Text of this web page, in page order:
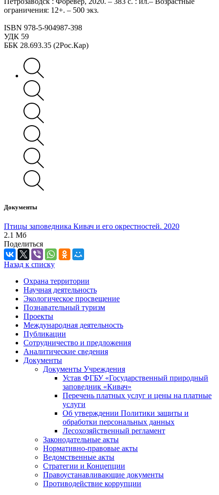
ограничения: 12+. – 500 экз.
ISBN 978-5-904987-398
УДК 59
ББК 28.693.35 (2Рос.Кар)
Документы
Птицы заповедника Кивач и его окрестностей. 2020
2.1 Мб
Поделиться
Назад к списку
Охрана территории
Научная деятельность
Экологическое просвещение
Познавательный туризм
Проекты
Международная деятельность
Публикации
Сотрудничество и предложения
Аналитические сведения
Документы
Документы Учреждения
Устав ФГБУ «Государственный природный
заповедник «Кивач»
Перечень платных услуг и цены на платные
услуги
Об утверждении Политики защиты и
обработки персональных данных
Лесохозяйственный регламент
Законодательные акты
Нормативно-правовые акты
Ведомственные акты
Стратегии и Концепции
Правоустанавливающие документы
Противодействие коррупции